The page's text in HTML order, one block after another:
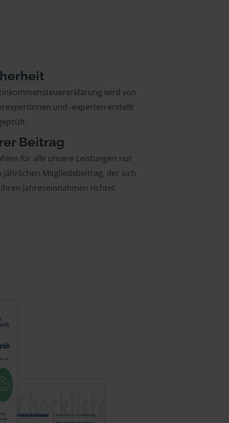
wird von
und -experten erstellt
Beitrag
für alle unsere Leistungen nur
jährlichen Mitgliedsbeitrag, der sich
Jahreseinnahmen richtet.